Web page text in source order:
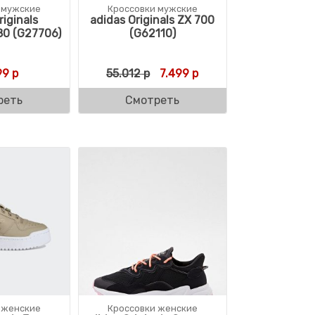
21.990 р.
(G27706)
р
Кроссовки мужские
adidas Originals ZX 700
(G62110)
55.012р Первоначальная цена
7.499 рТекущая цена: 7.499
Смотреть
Кроссовки женские